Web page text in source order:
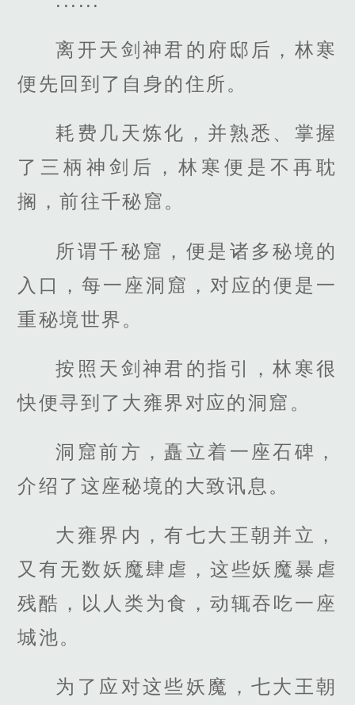
离开天剑神君的府邸后，林寒
便先回到了自身的住所。
耗费几天炼化，并熟悉、掌握
了三柄神剑后，林寒便是不再耽
搁，前往千秘窟。
所谓千秘窟，便是诸多秘境的
入口，每一座洞窟，对应的便是一
重秘境世界。
按照天剑神君的指引，林寒很
快便寻到了大雍界对应的洞窟。
洞窟前方，矗立着一座石碑，
介绍了这座秘境的大致讯息。
大雍界内，有七大王朝并立，
又有无数妖魔肆虐，这些妖魔暴虐
残酷，以人类为食，动辄吞吃一座
城池。
为了应对这些妖魔，七大王朝